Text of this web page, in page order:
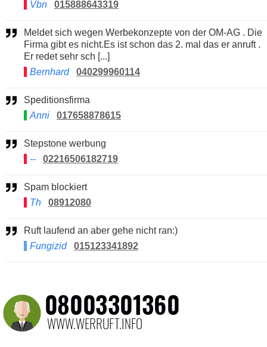
Vbn
015888643319
Meldet sich wegen Werbekonzepte von der OM-AG . Die
Firma gibt es nicht.Es ist schon das 2. mal das er anruft .
Er redet sehr sch [...]
Bernhard
040299960114
Speditionsfirma
Anni
017658878615
Stepstone werbung
--
02216506182719
Spam blockiert
Th
08912080
Ruft laufend an aber gehe nicht ran:)
Fungizid
015123341892